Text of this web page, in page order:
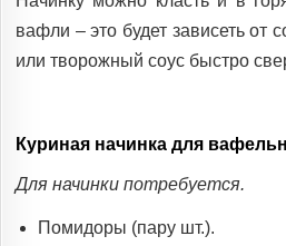
вафли – это будет зависеть от
или творожный соус быстро
Куриная начинка для
Для начинки потребуется.
Помидоры (пару шт.).